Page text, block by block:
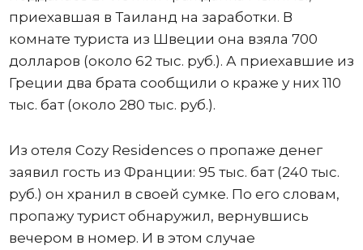
приехавшая в Таиланд на заработки. В
комнате туриста из Швеции она взяла 700
долларов (около 62 тыс. руб.). А приехавшие из
Греции два брата сообщили о краже у них 110
тыс. бат (около 280 тыс. руб.).
Из отеля Cozy Residences о пропаже денег
заявил гость из Франции: 95 тыс. бат (240 тыс.
руб.) он хранил в своей сумке. По его словам,
пропажу турист обнаружил, вернувшись
вечером в номер. И в этом случае